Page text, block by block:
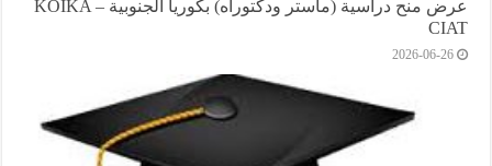
عرض منح دراسية (ماستر ودكتوراه) بكوريا الجنوبية KOIKA –
CIAT
2026-06-26